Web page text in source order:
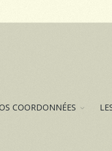
COORDONNÉES